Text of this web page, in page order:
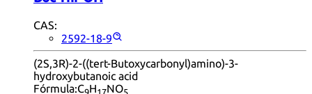
CAS:
2592-18-9
(2S,3R)-2-((tert-Butoxycarbonyl)amino)-3-
hydroxybutanoic acid
Fórmula:C H NO